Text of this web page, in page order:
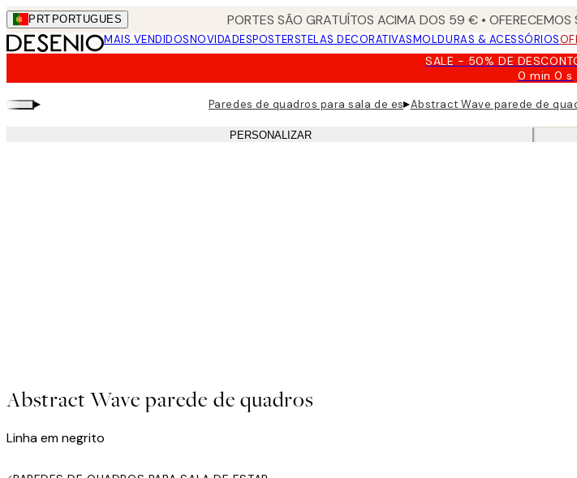
Skip
to
main
PRT PORTUGUES PORTES SÃO GRATUÍTOS ACIMA DOS 59 € •
MAIS VENDIDOSNOVIDADESPOSTERSTELAS DECORATIVASMOLDURAS & ACESSÓRIOS
SALE - 50% DE
0 min0 s
08-
▸ Paredes de quadros para sala de estar
▸Abstract Wave parede de
PERSONALIZAR
Abstract Wave parede de quadros
Linha em negrito